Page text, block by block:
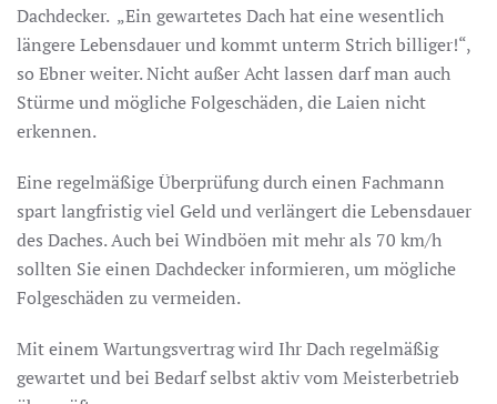
Dachdecker. „Ein gewartetes Dach hat eine wesentlich
längere Lebensdauer und kommt unterm Strich billiger!“,
so Ebner weiter. Nicht außer Acht lassen darf man auch
Stürme und mögliche Folgeschäden, die Laien nicht
erkennen.
Eine regelmäßige Überprüfung durch einen Fachmann
spart langfristig viel Geld und verlängert die Lebensdauer
des Daches. Auch bei Windböen mit mehr als 70 km/h
sollten Sie einen Dachdecker informieren, um mögliche
Folgeschäden zu vermeiden.
Mit einem Wartungsvertrag wird Ihr Dach regelmäßig
gewartet und bei Bedarf selbst aktiv vom Meisterbetrieb